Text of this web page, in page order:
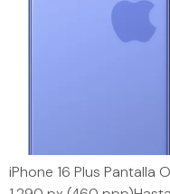
iPhone 16 Plus Pantalla